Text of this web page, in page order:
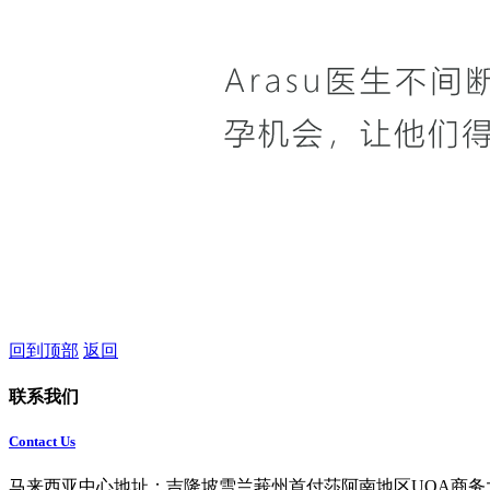
回到顶部 返回
联系我们
Contact Us
马来西亚中心地址：吉隆坡雪兰莪州首付莎阿南地区UOA商务